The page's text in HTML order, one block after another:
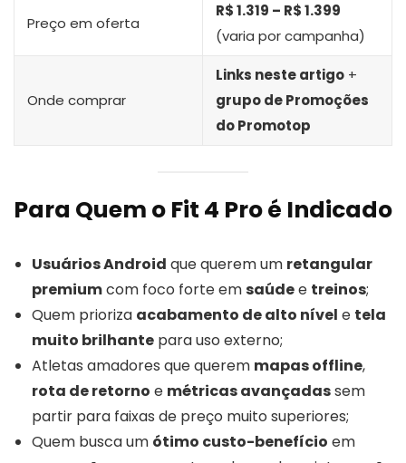
Preço em oferta
R$ 1.319 – R$ 1.399
(varia por campanha)
Onde comprar
Links neste artigo +
grupo de Promoções
do Promotop
Para Quem o Fit 4 Pro é Indicado
Usuários Android que querem um retangular
premiumcom foco forte emsaúdee treinos;
Quem prioriza acabamento de alto nível e tela
muito brilhante para uso externo;
Atletas amadores que querem mapas offline,
rota de retorno e métricas avançadassem
partir para faixas de preço muito superiores;
Quem busca um ótimo custo-benefício em